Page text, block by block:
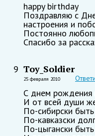
happy birthday
Поздравляю с
настроения и
Постоянно
Спасибо за
9 Toy_Soldier
25 февраля 2010
С днем рождения
И от всей души
По-сибирски
По-кавказски
По-цыгански